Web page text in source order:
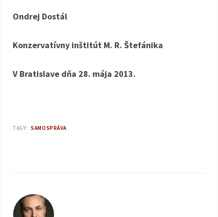
Ondrej Dostál
Konzervatívny inštitút M. R. Štefánika
V Bratislave dňa 28. mája 2013.
TAGY: SAMOSPRÁVA